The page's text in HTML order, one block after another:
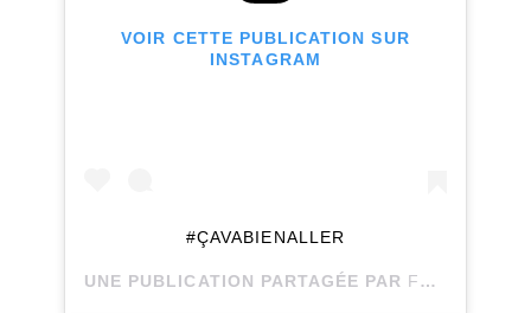
VOIR CETTE PUBLICATION SUR
INSTAGRAM
#ÇAVABIENALLER
UNE PUBLICATION PARTAGÉE PAR FAMILLE#PLEINAIR#VOYAGES